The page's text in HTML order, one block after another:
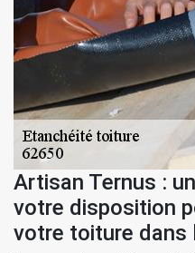
Artisan Ternus :
votre disposition
votre toiture dans